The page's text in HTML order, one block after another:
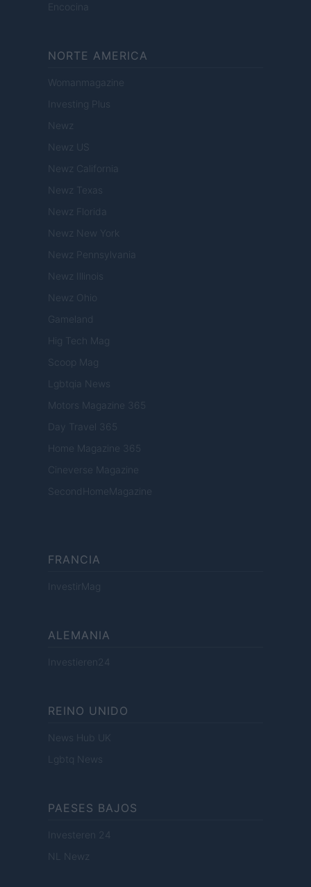
Encocina
NORTE AMERICA
Womanmagazine
Investing Plus
Newz
Newz US
Newz California
Newz Texas
Newz Florida
Newz New York
Newz Pennsylvania
Newz Illinois
Newz Ohio
Gameland
Hig Tech Mag
Scoop Mag
Lgbtqia News
Motors Magazine 365
Day Travel 365
Home Magazine 365
Cineverse Magazine
SecondHomeMagazine
FRANCIA
InvestirMag
ALEMANIA
Investieren24
REINO UNIDO
News Hub UK
Lgbtq News
PAESES BAJOS
Investeren 24
NL Newz